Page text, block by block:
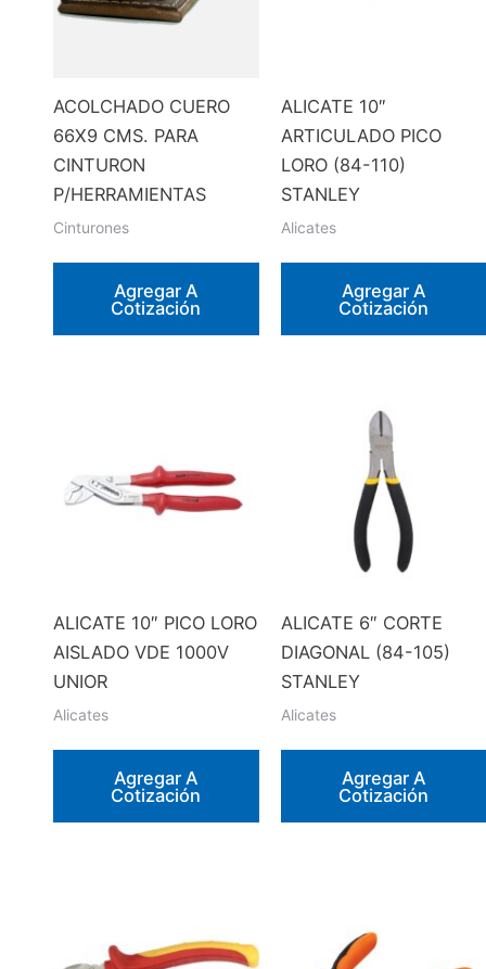
la
página
ACOLCHADO CUERO
66X9 CMS. PARA
CINTURON
P/HERRAMIENTAS
Cinturones
Agregar A
Cotización
ALICATE 10″
ARTICULADO PICO
LORO (84-110)
STANLEY
Alicates
Agregar A
Cotización
ALICATE 10″ PICO LORO
AISLADO VDE 1000V
UNIOR
Alicates
Agregar A
Cotización
ALICATE 6″ CORTE
DIAGONAL (84-105)
STANLEY
Alicates
Agregar A
Cotización